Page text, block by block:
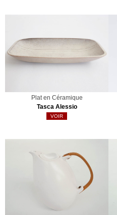
Plat en Céramique
Tasca Alessio
VOIR